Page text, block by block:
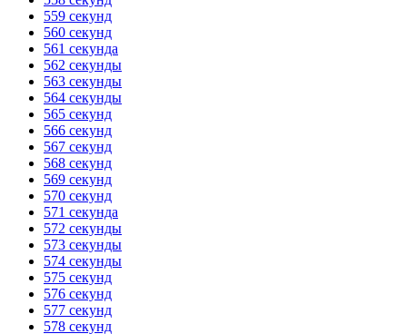
559 секунд
560 секунд
561 секунда
562 секунды
563 секунды
564 секунды
565 секунд
566 секунд
567 секунд
568 секунд
569 секунд
570 секунд
571 секунда
572 секунды
573 секунды
574 секунды
575 секунд
576 секунд
577 секунд
578 секунд